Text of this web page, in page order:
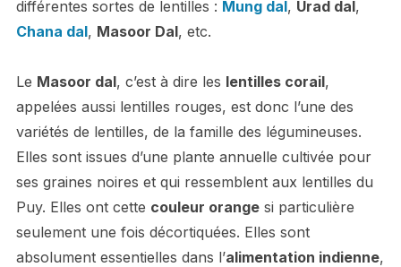
différentes sortes de lentilles : Mung dal, Urad dal,
Chana dal, Masoor Dal, etc.
Le Masoor dal, c’est à dire les lentilles corail,
appelées aussi lentilles rouges, est donc l’une des
variétés de lentilles, de la famille des légumineuses.
Elles sont issues d’une plante annuelle cultivée pour
ses graines noires et qui ressemblent aux lentilles du
Puy. Elles ont cette couleur orangesi particulière
seulement une fois décortiquées. Elles sont
absolument essentielles dans l’alimentation indienne,